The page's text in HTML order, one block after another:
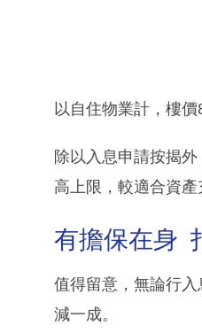
以自住物業計，樓
除以入息申請按揭
高上限，較適合資產
有擔保在身
值得留意，無論行
減一成。